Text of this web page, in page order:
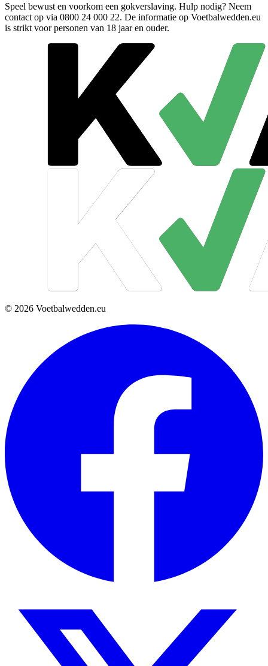
Speel bewust en voorkom een gokverslaving. Hulp nodig? Neem
contact op via 0800 24 000 22. De informatie op Voetbalwedden.eu
is strikt voor personen van 18 jaar en ouder.
© 2026 Voetbalwedden.eu